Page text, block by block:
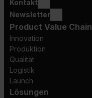
Kontakt
Newsletter
Product Value Chain
Innovation
Produktion
Qualität
Logistik
Launch
Lösungen